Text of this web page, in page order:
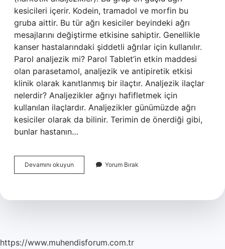
kesicileri içerir. Kodein, tramadol ve morfin bu
gruba aittir. Bu tür ağrı kesiciler beyindeki ağrı
mesajlarını değiştirme etkisine sahiptir. Genellikle
kanser hastalarındaki şiddetli ağrılar için kullanılır.
Parol analjezik mi? Parol Tablet’in etkin maddesi
olan parasetamol, analjezik ve antipiretik etkisi
klinik olarak kanıtlanmış bir ilaçtır. Analjezik ilaçlar
nelerdir? Analjezikler ağrıyı hafifletmek için
kullanılan ilaçlardır. Analjezikler günümüzde ağrı
kesiciler olarak da bilinir. Terimin de önerdiği gibi,
bunlar hastanın…
Devamını okuyun Analjezik
Ilaçlar
Yorum Bırak
https://www.muhendisforum.com.tr